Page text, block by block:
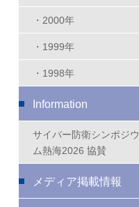
・2000年
・1999年
・1998年
Information
サイバー防衛シンポジウ
ム熱海2026 協賛
メディア掲載情報